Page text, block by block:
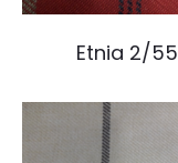
Etnia 2/55